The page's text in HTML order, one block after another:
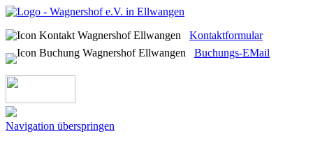
Kontaktformular
Buchungs-EMail
Navigation überspringen